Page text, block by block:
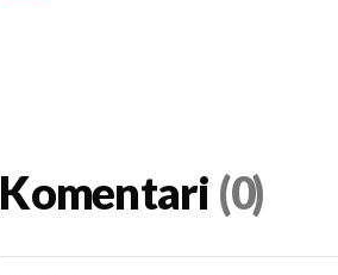
Komentari (0)